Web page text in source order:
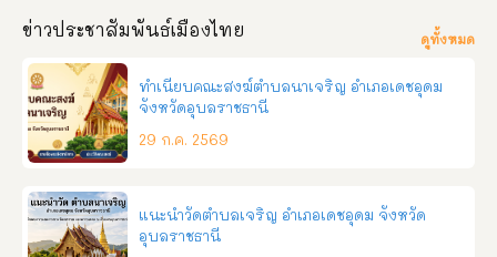
ข่าวประชาสัมพันธ์เมืองไทย ดูทั้งหมด
ทำเนียบคณะสงฆ์ตำบลนาเจริญ อำเภอเดชอุดม
จังหวัดอุบลราชธานี
29 ก.ค. 2569
แนะนำวัดตำบลเจริญ อำเภอเดชอุดม จังหวัด
อุบลราชธานี